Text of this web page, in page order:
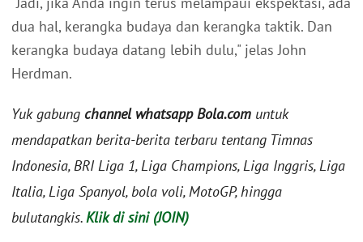
dua hal, kerangka budaya dan kerangka taktik. Dan
kerangka budaya datang lebih dulu," jelas John
Herdman.
Yuk gabung channel whatsapp Bola.com untuk
mendapatkan berita-berita terbaru tentang Timnas
Indonesia, BRI Liga 1, Liga Champions, Liga Inggris, Liga
Italia, Liga Spanyol, bola voli, MotoGP, hingga
bulutangkis.Klik di sini (JOIN)